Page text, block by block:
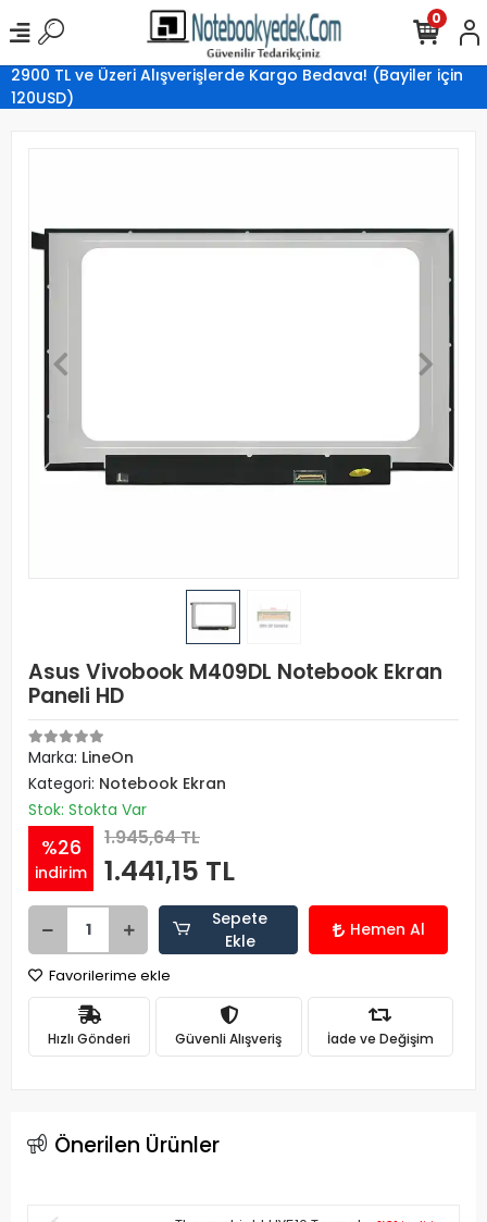
2900 TL ve Üzeri Alışverişlerde Kargo Bedava! (Bayiler için
120USD)
0
Asus Vivobook M409DL Notebook Ekran
Paneli HD
Marka: LineOn
Kategori: Notebook Ekran
Stok: Stokta Var
%26
indirim
1.945,64 TL
1.441,15 TL
Sepete
Ekle
Hemen Al
Favorilerime ekle
Hızlı Gönderi Güvenli Alışveriş İade ve Değişim
Önerilen Ürünler